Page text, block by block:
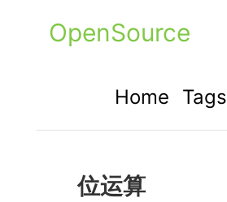
OpenSource
Home Tags
位运算